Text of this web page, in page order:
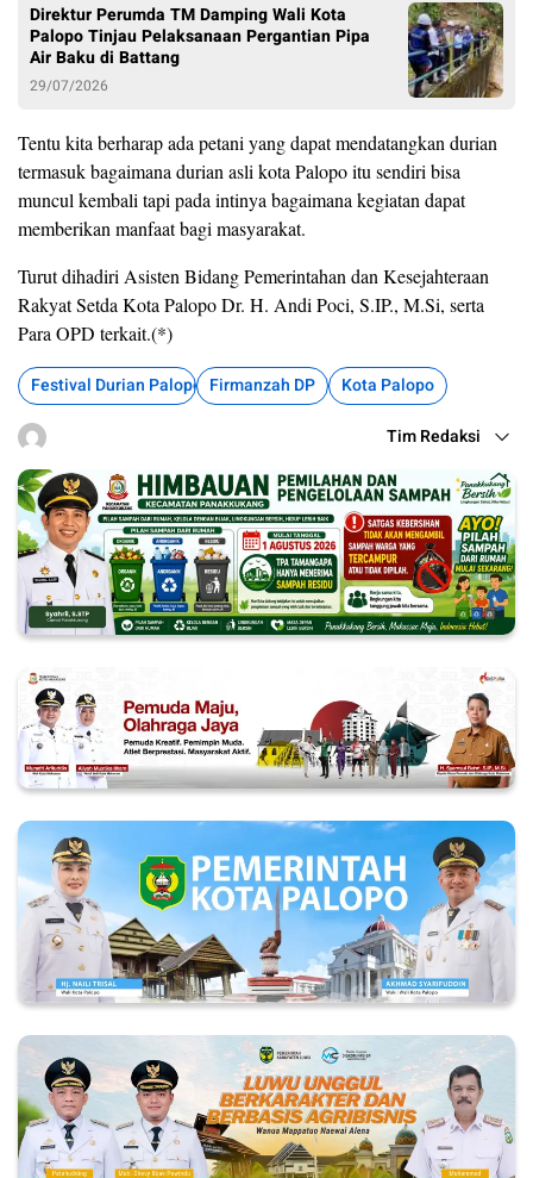
Direktur Perumda TM Damping Wali Kota
Palopo Tinjau Pelaksanaan Pergantian Pipa
Air Baku di Battang
29/07/2026
Tentu kita berharap ada petani yang dapat mendatangkan durian
termasuk bagaimana durian asli kota Palopo itu sendiri bisa
muncul kembali tapi pada intinya bagaimana kegiatan dapat
memberikan manfaat bagi masyarakat.
Turut dihadiri Asisten Bidang Pemerintahan dan Kesejahteraan
Rakyat Setda Kota Palopo Dr. H. Andi Poci, S.IP., M.Si, serta
Para OPD terkait.(*)
Festival Durian Palopo Firmanzah DP Kota Palopo
Tim Redaksi